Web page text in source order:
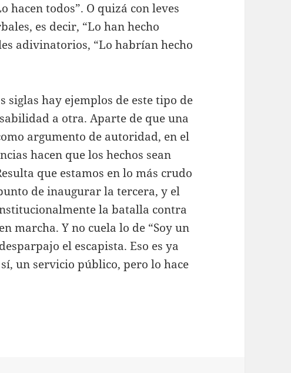
hacen todos”. O quizá con leves
es decir, “Lo han hecho
adivinatorios, “Lo habrían hecho
siglas hay ejemplos de este tipo de
a otra. Aparte de que una
argumento de autoridad, en el
hacen que los hechos sean
que estamos en lo más crudo
de inaugurar la tercera, y el
la batalla contra
marcha. Y no cuela lo de “Soy un
el escapista. Eso es ya
un servicio público, pero lo hace